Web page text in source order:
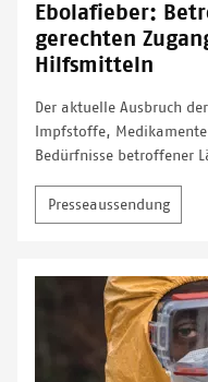
Ebolafieber:
gerechten
Hilfsmitteln
Der aktuelle Ausbruch
Impfstoffe,
Bedürfnisse betroffener
Presseaussendung